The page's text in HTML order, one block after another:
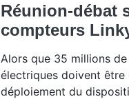
Réunion-débat
compteurs
Alors que 35 millions
électriques doivent être
déploiement du